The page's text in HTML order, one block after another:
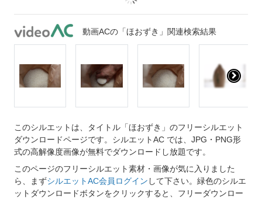
動画ACの「ほおずき」関連検索結果
このシルエットは、タイトル「ほおずき」のフリーシルエット
ダウンロードページです。シルエットAC では、JPG・PNG形
式の高解像度画像が無料でダウンロードし放題です。
このページのフリーシルエット素材・画像が気に入りました
ら、まずシルエットAC会員ログイン して下さい。緑色のシルエ
ットダウンロードボタンをクリックすると、フリーダウンロー